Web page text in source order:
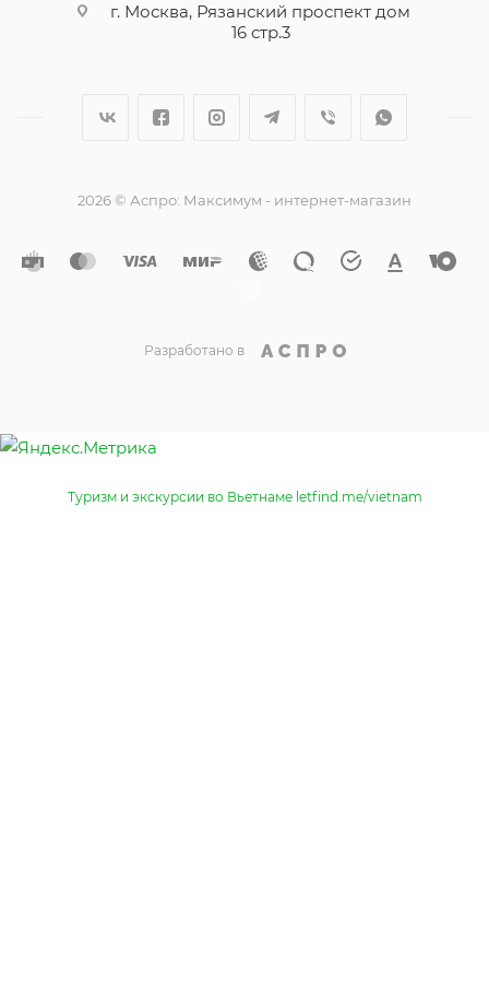
г. Москва, Рязанский проспект дом
16 стр.3
2026 © Аспро: Максимум - интернет-магазин
Разработано в
Туризм и экскурсии во Вьетнаме letfind.me/vietnam